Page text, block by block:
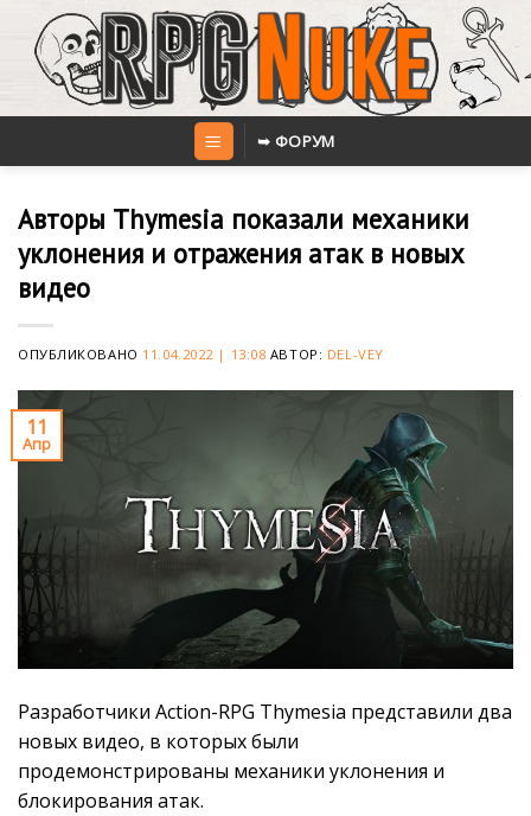
content
➥ ФОРУМ
Авторы Thymesia показали механики
уклонения и отражения атак в новых
видео
ОПУБЛИКОВАНО 11.04.2022 | 13:08 АВТОР: DEL-VEY
11
Апр
Разработчики Action-RPG Thymesia представили два
новых видео, в которых были
продемонстрированы механики уклонения и
блокирования атак.